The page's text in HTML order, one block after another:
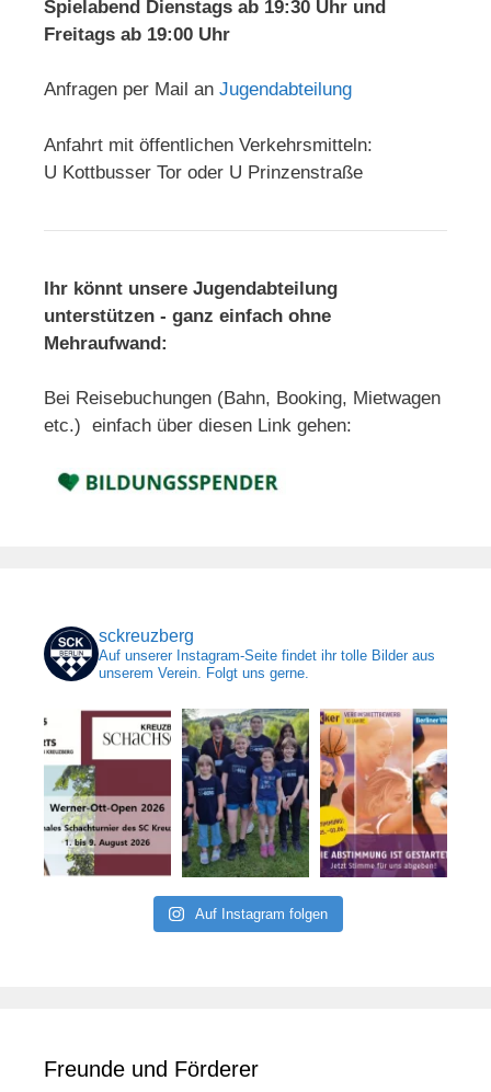
Spielabend Dienstags ab 19:30 Uhr und
Freitags ab 19:00 Uhr
Anfragen per Mail an Jugendabteilung
Anfahrt mit öffentlichen Verkehrsmitteln:
U Kottbusser Tor oder U Prinzenstraße
Ihr könnt unsere Jugendabteilung
unterstützen - ganz einfach ohne
Mehraufwand:
Bei Reisebuchungen (Bahn, Booking, Mietwagen
etc.) einfach über diesen Link gehen:
sckreuzberg
Auf unserer Instagram-Seite findet ihr tolle Bilder aus
unserem Verein. Folgt uns gerne.
Auf Instagram folgen
Freunde und Förderer